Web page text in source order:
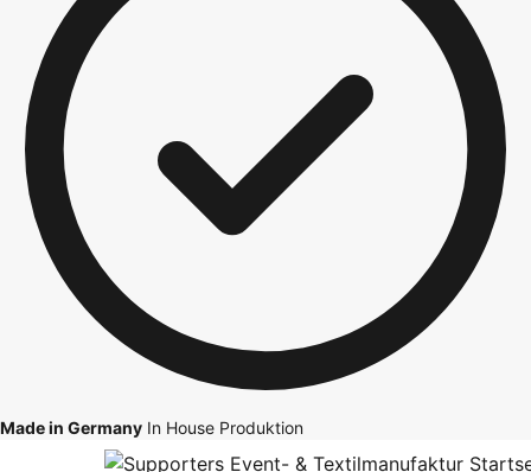
Made in Germany In House Produktion